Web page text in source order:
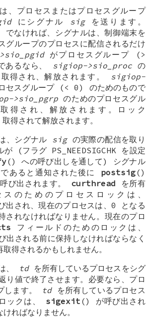
、プロセスまたはプロセスグループ
にシグナル sigを送ります。
なければ、シグナルは、制御端末を
グループのプロセスに配信されるだけ
がプロセスグループ (>
あるなら、 sigiop->sio_procの
得され、解放されます。 sigiop-
セスグループ (< 0) のためのもので
>sio_pgrpのためのプロセスグル
得され、解放されます。ロック
取得されて解放されます。
、シグナル sigの実際の配信を取り
が (フラグ PS_NEEDSIGCHK を設定
() への呼び出しを通して) シグナル
あると通知された後に postsig()
び出されます。 curthread を所有
のためのプロセスロックは、
され、現在のプロセスは、0 となる
されなければなりません。現在のプロ
フィールドのためのロックは、
される前に保持しなければならなく
得されるかもしれません。
、 tdを所有しているプロセスをシグ
値で終了させます。必要なら、プロ
します。
tdを所有しているプロセス
ックは、 sigexit () が呼び出され
ればなりません。